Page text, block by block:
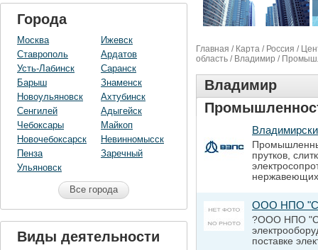
Города
Москва
Ставрополь
Усть-Лабинск
Барыш
Новоульяновск
Сенгилей
Чебоксары
Новочебоксарск
Пенза
Ульяновск
Ижевск
Ардатов
Саранск
Знаменск
Ахтубинск
Адыгейск
Майкоп
Невинномысск
Заречный
Все города
Виды деятельности
Главная / Карта / Россия /
область / Владимир /
Владимир
прутков,
ООО НПО
?ООО НПО
поставке